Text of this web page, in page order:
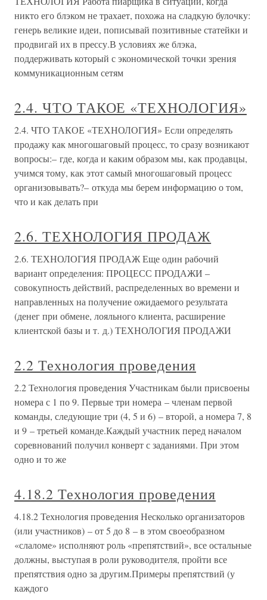
никто его блэком не трахает, похожа на сладкую булочку:
генерь великие идеи, пописывай позитивные статейки и
продвигай их в прессу.В условиях же блэка,
поддерживать который с экономической точки зрения
коммуникационным сетям
2.4. ЧТО ТАКОЕ «ТЕХНОЛОГИЯ»
2.4. ЧТО ТАКОЕ «ТЕХНОЛОГИЯ» Если определять
продажу как многошаговый процесс, то сразу возникают
вопросы:– где, когда и каким образом мы, как продавцы,
учимся тому, как этот самый многошаговый процесс
организовывать?– откуда мы берем информацию о том,
что и как делать при
2.6. ТЕХНОЛОГИЯ ПРОДАЖ
2.6. ТЕХНОЛОГИЯ ПРОДАЖ Еще один рабочий
вариант определения: ПРОЦЕСС ПРОДАЖИ –
совокупность действий, распределенных во времени и
направленных на получение ожидаемого результата
(денег при обмене, лояльного клиента, расширение
клиентской базы и т. д.) ТЕХНОЛОГИЯ ПРОДАЖИ
2.2 Технология проведения
2.2 Технология проведения Участникам были присвоены
номера с 1 по 9. Первые три номера – членам первой
команды, следующие три (4, 5 и 6) – второй, а номера 7, 8
и 9 – третьей команде.Каждый участник перед началом
соревнований получил конверт с заданиями. При этом
одно и то же
4.18.2 Технология проведения
4.18.2 Технология проведения Несколько организаторов
(или участников) – от 5 до 8 – в этом своеобразном
«слаломе» исполняют роль «препятствий», все остальные
должны, выступая в роли руководителя, пройти все
препятствия одно за другим.Примеры препятствий (у
каждого